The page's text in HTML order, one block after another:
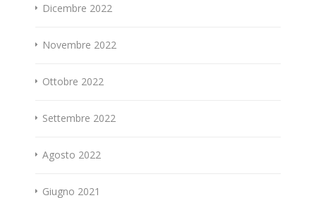
Dicembre 2022
Novembre 2022
Ottobre 2022
Settembre 2022
Agosto 2022
Giugno 2021